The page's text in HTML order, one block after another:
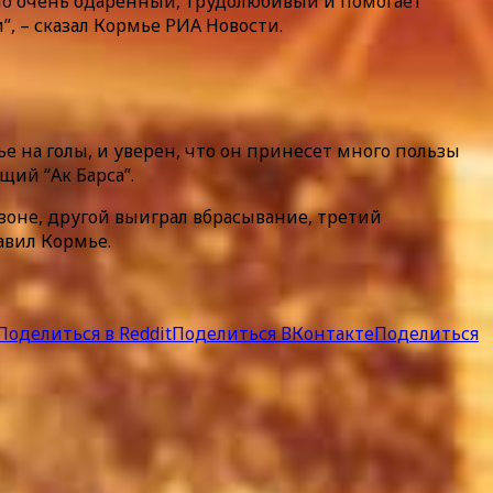
– сказал Кормье РИА Новости.
на голы, и уверен, что он принесет много пользы
“Ак Барса”.
другой выиграл вбрасывание, третий
Кормье.
в RedditПоделиться ВКонтактеПоделиться